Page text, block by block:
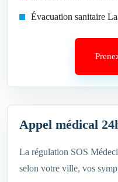
Évacuation sanitaire
Appel médical
La régulation SOS
selon votre ville, vos